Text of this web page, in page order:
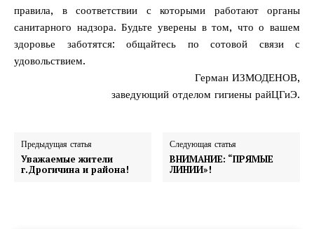
правила, в соответствии с которыми работают органы
санитарного надзора. Будьте уверены в том, что о вашем
здоровье заботятся: общайтесь по сотовой связи с
удовольствием.
Герман ИЗМОДЕНОВ,
заведующий отделом гигиены райЦГиЭ.
Предыдущая статья
Уважаемые жители
г.Дрогичина и района!
Следующая статья
ВНИМАНИЕ: “ПРЯМЫЕ
ЛИНИИ»!